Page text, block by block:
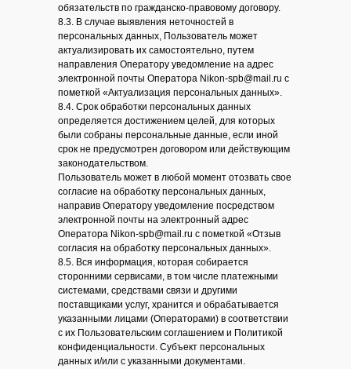
обязательств по гражданско-правовому договору.
8.3. В случае выявления неточностей в
персональных данных, Пользователь может
актуализировать их самостоятельно, путем
направления Оператору уведомление на адрес
электронной почты Оператора Nikon-spb@mail.ru с
пометкой «Актуализация персональных данных».
8.4. Срок обработки персональных данных
определяется достижением целей, для которых
были собраны персональные данные, если иной
срок не предусмотрен договором или действующим
законодательством.
Пользователь может в любой момент отозвать свое
согласие на обработку персональных данных,
направив Оператору уведомление посредством
электронной почты на электронный адрес
Оператора Nikon-spb@mail.ru с пометкой «Отзыв
согласия на обработку персональных данных».
8.5. Вся информация, которая собирается
сторонними сервисами, в том числе платежными
системами, средствами связи и другими
поставщиками услуг, хранится и обрабатывается
указанными лицами (Операторами) в соответствии
с их Пользовательским соглашением и Политикой
конфиденциальности. Субъект персональных
данных и/или с указанными документами.